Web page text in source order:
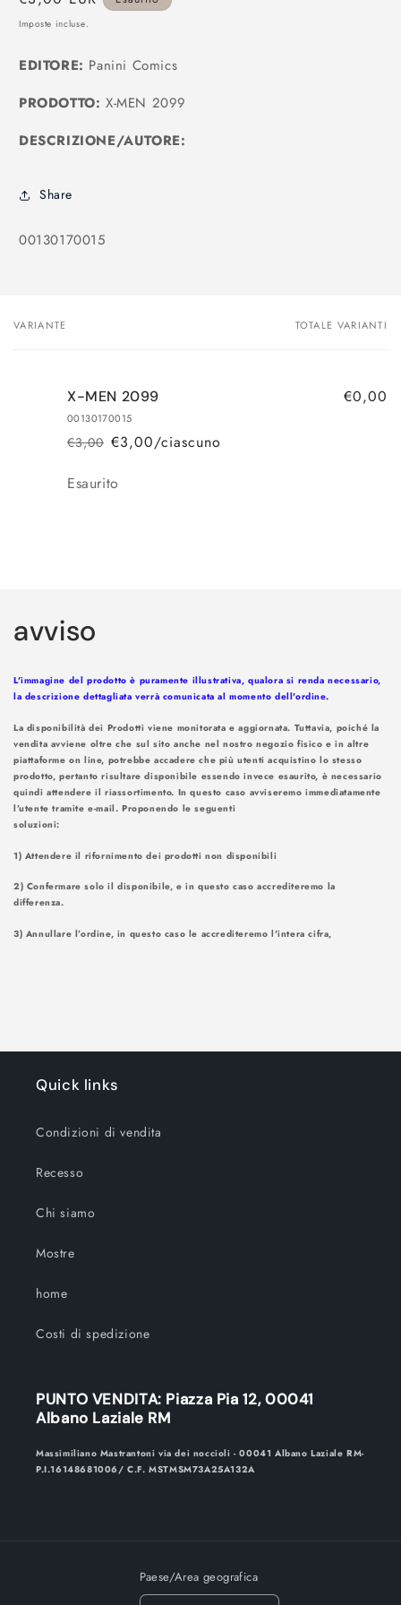
modale
di
Imposte incluse.
EDITORE: Panini Comics
PRODOTTO: X-MEN 2099
DESCRIZIONE/AUTORE:
Share
SKU:
00130170015
Il
VARIANTE TOTALE VARIANTI
X-MEN 2099
00130170015
Prezzo
listino
€3,00
Prezzo €3,00/ciascuno
€0,00
Quantità
Esaurito
corso...
avviso
L'immagine del prodotto è puramente illustrativa, qualora si renda necessario,
la descrizione dettagliata verrà comunicata al momento dell'ordine.
La disponibilità dei Prodotti viene monitorata e aggiornata. Tuttavia, poiché la
vendita avviene oltre che sul sito anche nel nostro negozio fisico e in altre
piattaforme on line, potrebbe accadere che più utenti acquistino lo stesso
prodotto, pertanto risultare disponibile essendo invece esaurito, è necessario
quindi attendere il riassortimento. In questo caso avviseremo immediatamente
l’utente tramite e-mail. Proponendo le seguenti
1) Attendere il rifornimento dei prodotti non disponibili
2) Confermare solo il disponibile, e in questo caso accrediteremo la
differenza.
3) Annullare l’ordine, in questo caso le accrediteremo l'intera cifra,
Quick links
Condizioni di vendita
Recesso
Chi siamo
Mostre
home
Costi di spedizione
PUNTO VENDITA: Piazza Pia 12, 00041
Albano Laziale RM
Massimiliano Mastrantoni via dei noccioli - 00041 Albano Laziale RM-
P.I.16148681006/ C.F. MSTMSM73A25A132A
Paese/Area geografica